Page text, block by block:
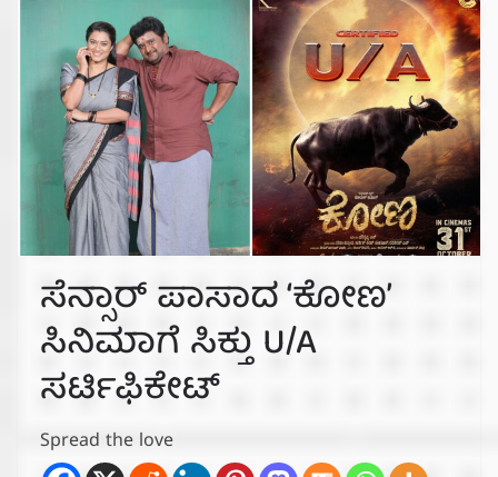
ಸೆನ್ಸಾರ್ ಪಾಸಾದ ‘ಕೋಣ’
ಸಿನಿಮಾಗೆ ಸಿಕ್ತು U/A
ಸರ್ಟಿಫಿಕೇಟ್
Spread the love